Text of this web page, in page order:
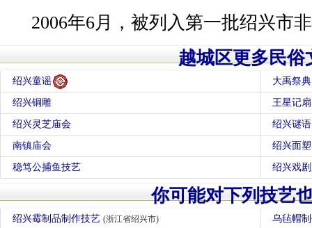
2006年6月，被列入第一批绍兴市
越城区更多民俗
绍兴童谣 大禹祭典
绍兴铜雕 王星记扇
绍兴灵芝庙会 绍兴谜语
南镇庙会 绍兴面塑
稳笃公捕鱼技艺 绍兴戏
你可能对下列技艺
绍兴霉制品制作技艺 (浙江省绍兴市) 乌毡帽